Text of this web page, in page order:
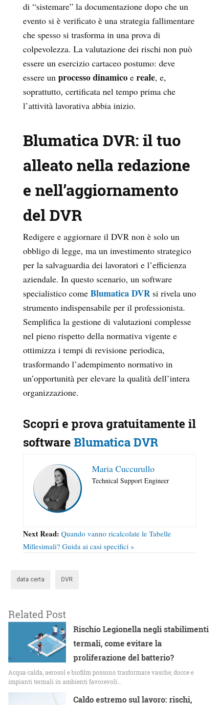
di “sistemare” la documentazione dopo che un
evento si è verificato è una strategia fallimentare
che spesso si trasforma in una prova di
colpevolezza. La valutazione dei rischi non può
essere un esercizio cartaceo postumo: deve
essere un processo dinamico e reale, e,
soprattutto, certificata nel tempo prima che
l’attività lavorativa abbia inizio.
Blumatica DVR: il tuo
alleato nella redazione
e nell’aggiornamento
del DVR
Redigere e aggiornare il DVR non è solo un
obbligo di legge, ma un investimento strategico
per la salvaguardia dei lavoratori e l’efficienza
aziendale. In questo scenario, un software
specialistico come Blumatica DVR si rivela uno
strumento indispensabile per il professionista.
Semplifica la gestione di valutazioni complesse
nel pieno rispetto della normativa vigente e
ottimizza i tempi di revisione periodica,
trasformando l’adempimento normativo in
un’opportunità per elevare la qualità dell’intera
organizzazione.
Scopri e prova gratuitamente il
software Blumatica DVR
Maria Cuccurullo
Technical Support Engineer
Next Read: Quando vanno ricalcolate le Tabelle
Millesimali? Guida ai casi specifici »
data certa DVR
Related Post
Rischio Legionella negli stabilimenti
termali, come evitare la
proliferazione del batterio?
Acqua calda, aerosol e biofilm possono trasformare vasche, docce e
impianti termali in ambienti favorevoli…
Caldo estremo sul lavoro: rischi,